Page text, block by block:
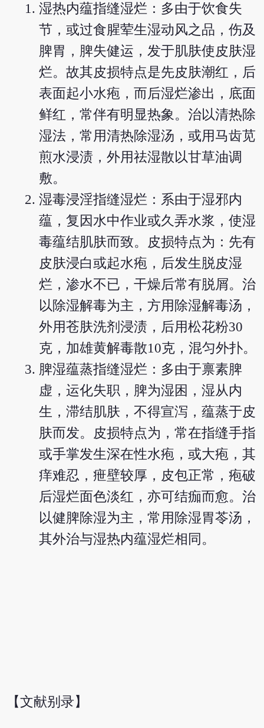
湿热内蕴指缝湿烂：多由于饮食失
节，或过食腥荤生湿动风之品，伤及
脾胃，脾失健运，发于肌肤使皮肤湿
烂。故其皮损特点是先皮肤潮红，后
表面起小水疱，而后湿烂渗出，底面
鲜红，常伴有明显热象。治以清热除
湿法，常用清热除湿汤，或用马齿苋
煎水浸渍，外用祛湿散以甘草油调
敷。
湿毒浸淫指缝湿烂：系由于湿邪内
蕴，复因水中作业或久弄水浆，使湿
毒蕴结肌肤而致。皮损特点为：先有
皮肤浸白或起水疱，后发生脱皮湿
烂，渗水不已，干燥后常有脱屑。治
以除湿解毒为主，方用除湿解毒汤，
外用苍肤洗剂浸渍，后用松花粉30
克，加雄黄解毒散10克，混匀外扑。
脾湿蕴蒸指缝湿烂：多由于禀素脾
虚，运化失职，脾为湿困，湿从内
生，滞结肌肤，不得宣泻，蕴蒸于皮
肤而发。皮损特点为，常在指缝手指
或手掌发生深在性水疱，或大疱，其
痒难忍，疶壁较厚，皮包正常，疱破
后湿烂面色淡红，亦可结痂而愈。治
以健脾除湿为主，常用除湿胃苓汤，
其外治与湿热内蕴湿烂相同。
【文献别录】